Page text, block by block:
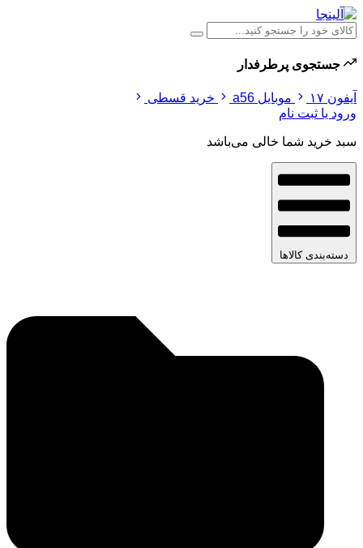
جستجوی پرطرفدار
آیفون ۱۷ موبایل a56
خرید قسطی
ورود یا ثبت نام
سبد خرید شما خالی می‌باشد
دسته‌بندی کالاها